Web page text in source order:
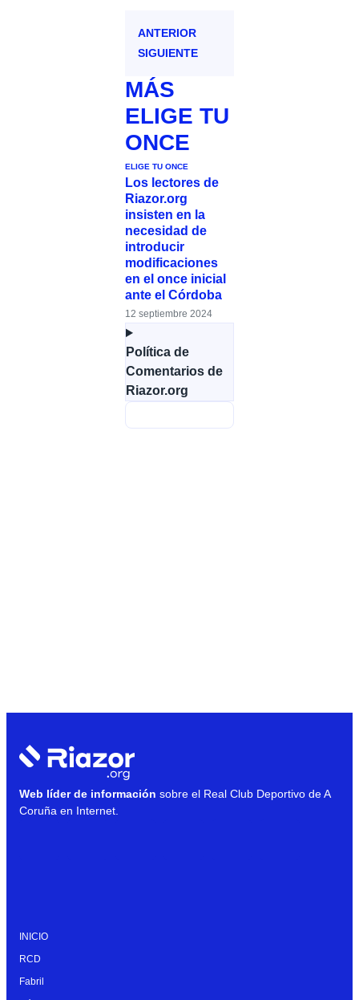
ANTERIOR
SIGUIENTE
MÁS
ELIGE TU
ONCE
ELIGE TU ONCE
Los lectores de
Riazor.org
insisten en la
necesidad de
introducir
modificaciones
en el once inicial
ante el Córdoba
12 septiembre 2024
Política de
Comentarios de
Riazor.org
Web líder de información sobre el Real Club Deportivo de A
Coruña en Internet.
INICIO
RCD
Fabril